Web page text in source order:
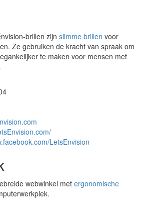
brillen zijn slimme brillen voor
Ze gebruiken de kracht van spraak om
te maken voor mensen met
LetsEnvision
webwinkel met ergonomische